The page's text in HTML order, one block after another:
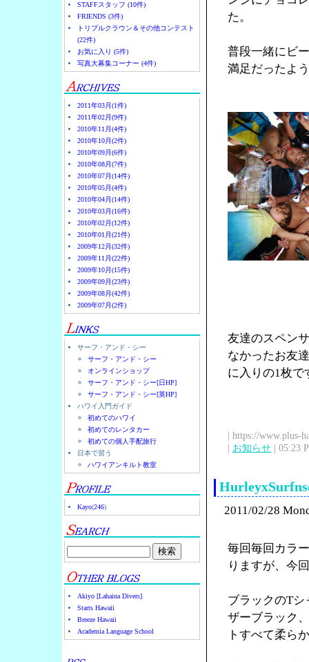
STAFFスタッフ (10件)
FRIENDS (3件)
トリプルクラウン＆その他コンテスト
(22件)
お気に入り (5件)
写真大募集コーナー (4件)
2011年03月(1件)
2011年02月(9件)
2010年11月(4件)
2010年10月(2件)
2010年09月(6件)
2010年08月(7件)
2010年07月(14件)
2010年05月(4件)
2010年04月(14件)
2010年03月(16件)
2010年02月(12件)
2010年01月(21件)
2009年12月(32件)
2009年11月(22件)
2009年10月(15件)
2009年09月(23件)
2009年08月(42件)
2009年07月(2件)
サーフ・アンド・シー
サーフ・アンド・シー
オンラインショップ
サーフ・アンド・シー[日HP]
サーフ・アンド・シー[英HP]
ハワイ入門ガイド
初めてのハワイ
初めてのレンタカー
初めての個人手配旅行
日本で習う
ハワイアンキルト教室
Kayo(246)
Akiyo [Lahaina Divers]
Starts Hawaii
Breeze Hawaii
Academia Language School
た。
普段一緒にビ
満足だったよ
友達のスペン
なかったお友
に入りの1枚で
| https://www.plus-
| お知らせ | 05:23
2011/02/28
毎回毎回カラ
りますが、今
ブラックのT
ザーブラック
トすべて柔ら